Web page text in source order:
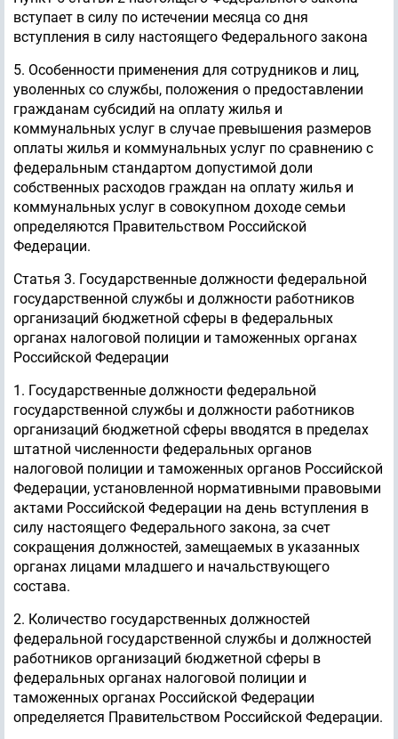
вступает в силу по истечении месяца со дня
вступления в силу настоящего Федерального закона
5. Особенности применения для сотрудников и лиц,
уволенных со службы, положения о предоставлении
гражданам субсидий на оплату жилья и
коммунальных услуг в случае превышения размеров
оплаты жилья и коммунальных услуг по сравнению с
федеральным стандартом допустимой доли
собственных расходов граждан на оплату жилья и
коммунальных услуг в совокупном доходе семьи
определяются Правительством Российской
Федерации.
Статья 3. Государственные должности федеральной
государственной службы и должности работников
организаций бюджетной сферы в федеральных
органах налоговой полиции и таможенных органах
Российской Федерации
1. Государственные должности федеральной
государственной службы и должности работников
организаций бюджетной сферы вводятся в пределах
штатной численности федеральных органов
налоговой полиции и таможенных органов Российской
Федерации, установленной нормативными правовыми
актами Российской Федерации на день вступления в
силу настоящего Федерального закона, за счет
сокращения должностей, замещаемых в указанных
органах лицами младшего и начальствующего
состава.
2. Количество государственных должностей
федеральной государственной службы и должностей
работников организаций бюджетной сферы в
федеральных органах налоговой полиции и
таможенных органах Российской Федерации
определяется Правительством Российской Федерации.